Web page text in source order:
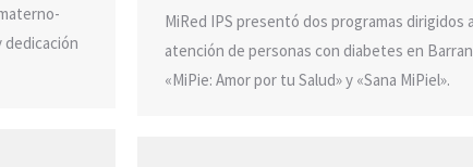
dedicación
MiRed IPS presentó dos programas dirigidos
atención de personas con diabetes en
«MiPie: Amor por tu Salud» y «Sana MiPiel».